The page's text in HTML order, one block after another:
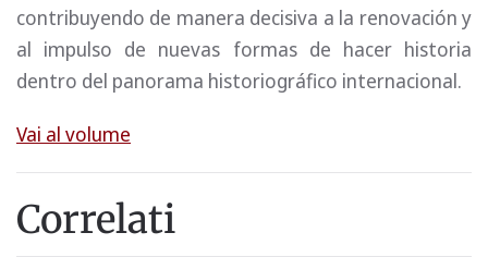
contribuyendo de manera decisiva a la renovación y
al impulso de nuevas formas de hacer historia
dentro del panorama historiográfico internacional.
Vai al volume
Correlati